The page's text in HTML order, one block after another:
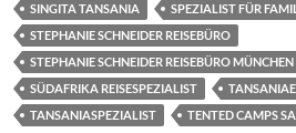
SINGITA TANSANIA
SPEZIALIST FÜR
STEPHANIE SCHNEIDER REISEBÜRO
STEPHANIE SCHNEIDER REISEBÜRO MÜNCHEN
SÜDAFRIKA REISESPEZIALIST
TANSANIASPEZIALIST
TENTED CAMPS